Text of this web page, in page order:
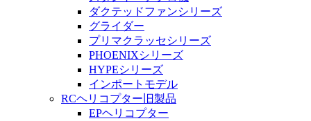
ダクテッドファンシリーズ
グライダー
プリマクラッセシリーズ
PHOENIXシリーズ
HYPEシリーズ
インポートモデル
RCヘリコプター旧製品
EPヘリコプター